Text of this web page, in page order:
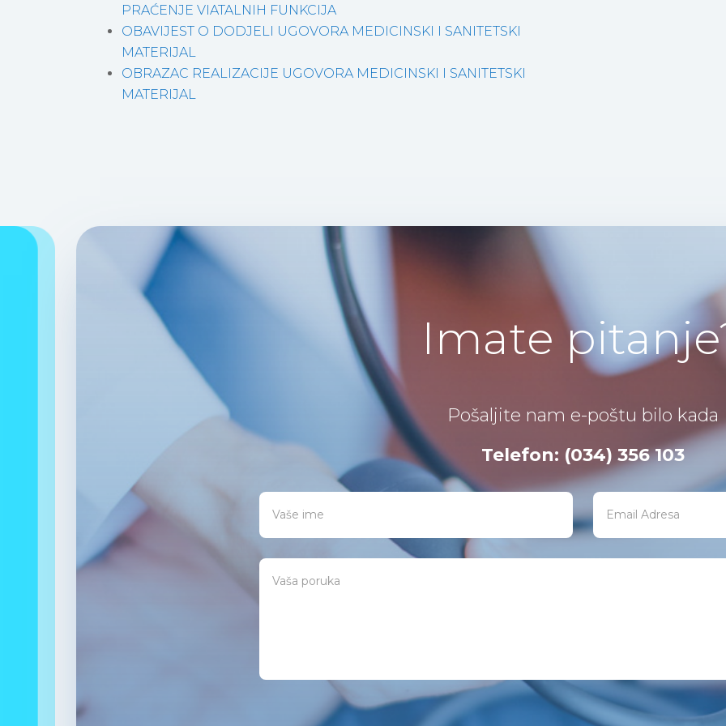
PRAĆENJE VIATALNIH FUNKCIJA
OBAVIJEST O DODJELI UGOVORA MEDICINSKI I SANITETSKI
MATERIJAL
OBRAZAC REALIZACIJE UGOVORA MEDICINSKI I SANITETSKI
MATERIJAL
Imate
Pošaljite nam e-poštu bilo kada
Telefon: (034) 356 103